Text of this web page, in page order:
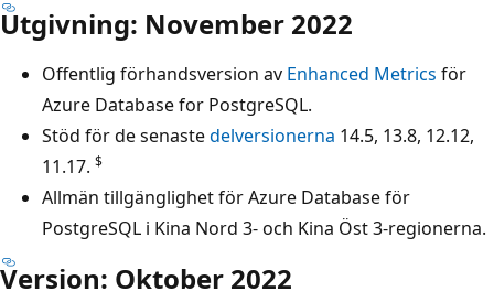
Utgivning: November 2022
Offentlig förhandsversion av Enhanced Metrics för
Azure Database for PostgreSQL.
Stöd för de senastedelversionerna 14.5, 13.8, 12.12,
11.17. $
Allmän tillgänglighet för Azure Database för
PostgreSQL i Kina Nord 3- och Kina Öst 3-regionerna.
Version: Oktober 2022